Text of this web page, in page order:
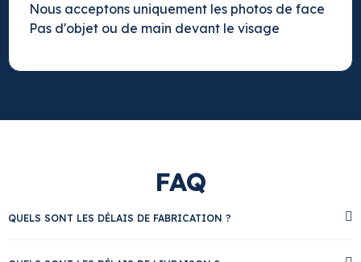
Nous acceptons uniquement les photos de face
Pas d'objet ou de main devant le visage
FAQ
QUELS SONT LES DÉLAIS DE FABRICATION ?